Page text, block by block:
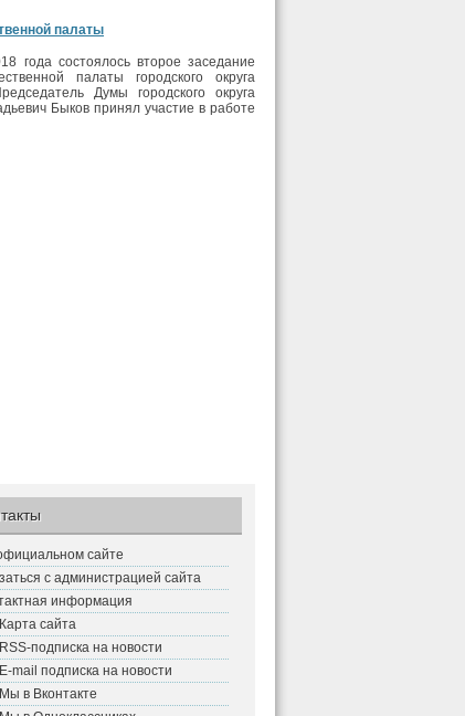
палаты
года состоялось второе заседание
палаты городского округа
Думы городского округа
Быков принял участие в работе
сайте
с администрацией сайта
информация
Карта сайта
RSS-подписка на новости
E-mail подписка на новости
Мы в Вконтакте